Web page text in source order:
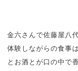
金六さんで佐藤屋八
体験しながらの食事
とお酒とが口の中で